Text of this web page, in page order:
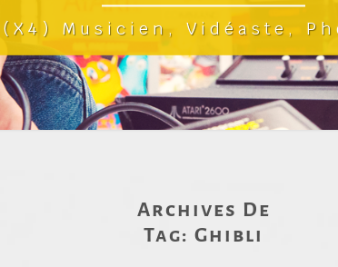
Musicien, Vidéaste,
Archives De
Tag: Ghibli